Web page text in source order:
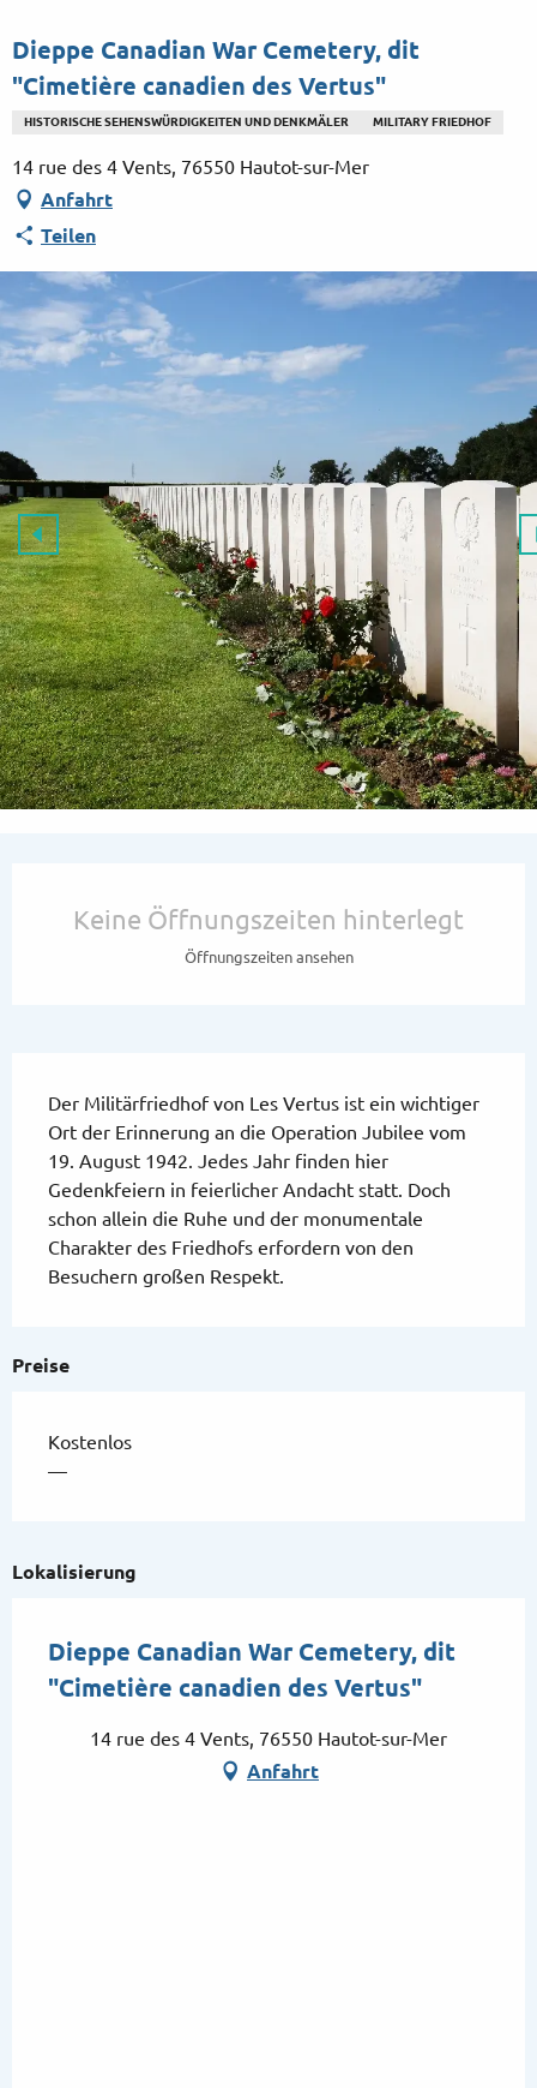
au
contenu
principal
Dieppe Canadian War Cemetery, dit
"Cimetière canadien des Vertus"
HISTORISCHE SEHENSWÜRDIGKEITEN UND DENKMÄLER MILITARY FRIEDHOF
14 rue des 4 Vents, 76550 Hautot-sur-Mer
Anfahrt
Teilen
Keine Öffnungszeiten hinterlegt
Öffnungszeiten ansehen
Der Militärfriedhof von Les Vertus ist ein wichtiger
Ort der Erinnerung an die Operation Jubilee vom
19. August 1942. Jedes Jahr finden hier
Gedenkfeiern in feierlicher Andacht statt. Doch
schon allein die Ruhe und der monumentale
Charakter des Friedhofs erfordern von den
Besuchern großen Respekt.
Preise
Kostenlos
—
Lokalisierung
Dieppe Canadian War Cemetery, dit
"Cimetière canadien des Vertus"
14 rue des 4 Vents, 76550 Hautot-sur-Mer
Anfahrt